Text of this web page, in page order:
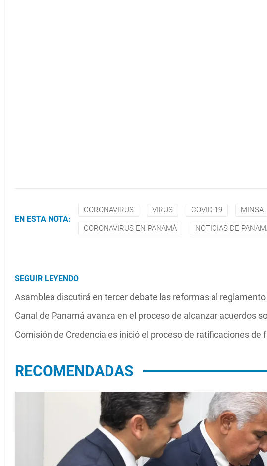
EN ESTA NOTA:
CORONAVIRUS VIRUS COVID-19 MINSA
CORONAVIRUS EN PANAMÁ NOTICIAS DE
SEGUIR LEYENDO
Asamblea discutirá en tercer debate las reformas al
Canal de Panamá avanza en el proceso de alcanzar acuerdos
Comisión de Credenciales inició el proceso de ratificaciones de
RECOMENDADAS